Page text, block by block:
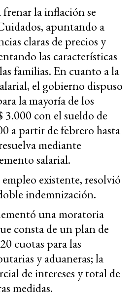
la inflación se
apuntando a
claras de precios y
las características
familias. En cuanto a la
el gobierno dispuso
la mayoría de los
3.000 con el sueldo de
a partir de febrero hasta
mediante
salarial.
empleo existente, resolvió
indemnización.
una moratoria
consta de un plan de
cuotas para las
y aduaneras; la
de intereses y total de
medidas.